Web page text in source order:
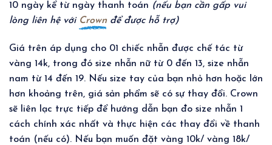
10 ngày kể từ ngày thanh toán (nếu bạn cần gấp vui
lòng liên hệ với Crownđể được hỗ trợ)
Giá trên áp dụng cho 01 chiếc nhẫn được chế tác từ
vàng 14k, trong đó size nhẫn nữ từ 0 đến 13, size nhẫn
nam từ 14 đến 19. Nếu size tay của bạn nhỏ hơn hoặc lớn
hơn khoảng trên, giá sản phẩm sẽ có sự thay đổi. Crown
sẽ liên lạc trực tiếp để hướng dẫn bạn đo size nhẫn 1
cách chính xác nhất và thực hiện các thay đổi về thanh
toán (nếu có). Nếu bạn muốn đặt vàng 10k/ vàng 18k/